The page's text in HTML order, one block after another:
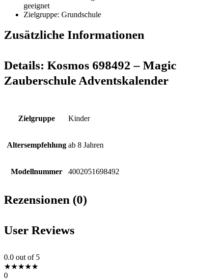
geeignet
Zielgruppe: Grundschule
Zusätzliche Informationen
Details: Kosmos 698492 – Magic
Zauberschule Adventskalender
Zielgruppe Kinder
Altersempfehlung ab 8 Jahren
Modellnummer 4002051698492
Rezensionen (0)
User Reviews
0.0 out of 5
★★★★★
0